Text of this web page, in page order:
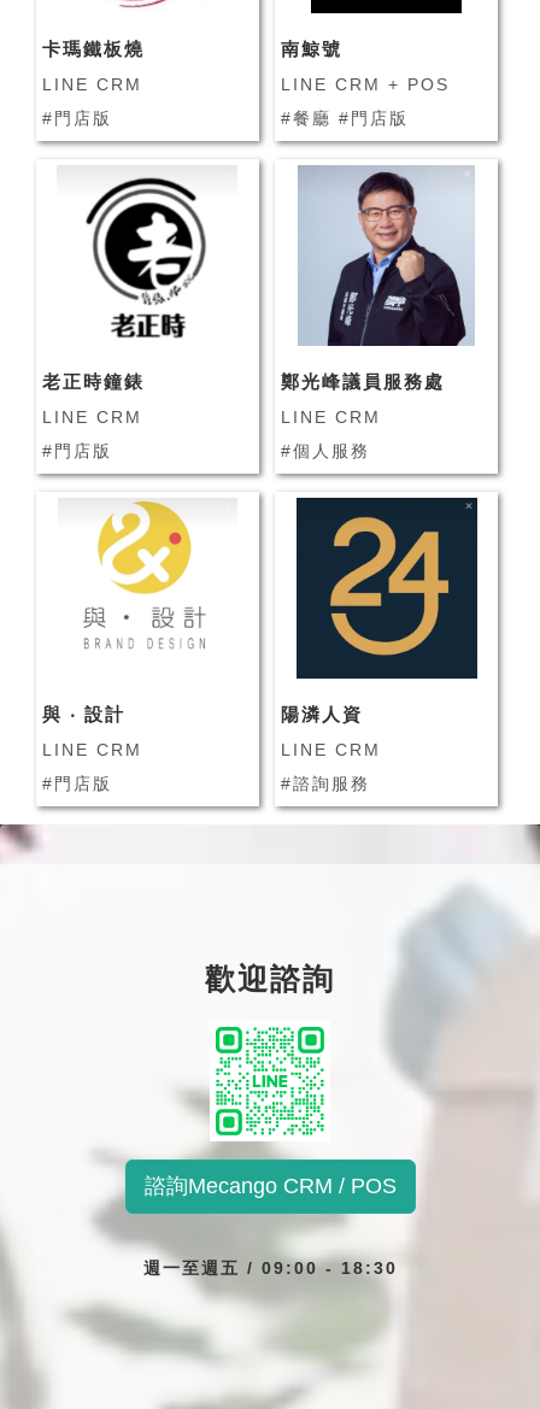
卡瑪鐵板燒
LINE CRM
#門店版
南鯨號
LINE CRM + POS
#餐廳 #門店版
老正時鐘錶
LINE CRM
#門店版
鄭光峰議員服務處
LINE CRM
#個人服務
與 ‧ 設計
LINE CRM
#門店版
陽潾人資
LINE CRM
#諮詢服務
歡迎諮詢
諮詢Mecango CRM / POS
週一至週五 / 09:00 - 18:30